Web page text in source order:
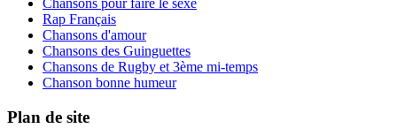
Chansons pour faire le sexe
Rap Français
Chansons d'amour
Chansons des Guinguettes
Chansons de Rugby et 3ème mi-temps
Chanson bonne humeur
Plan de site